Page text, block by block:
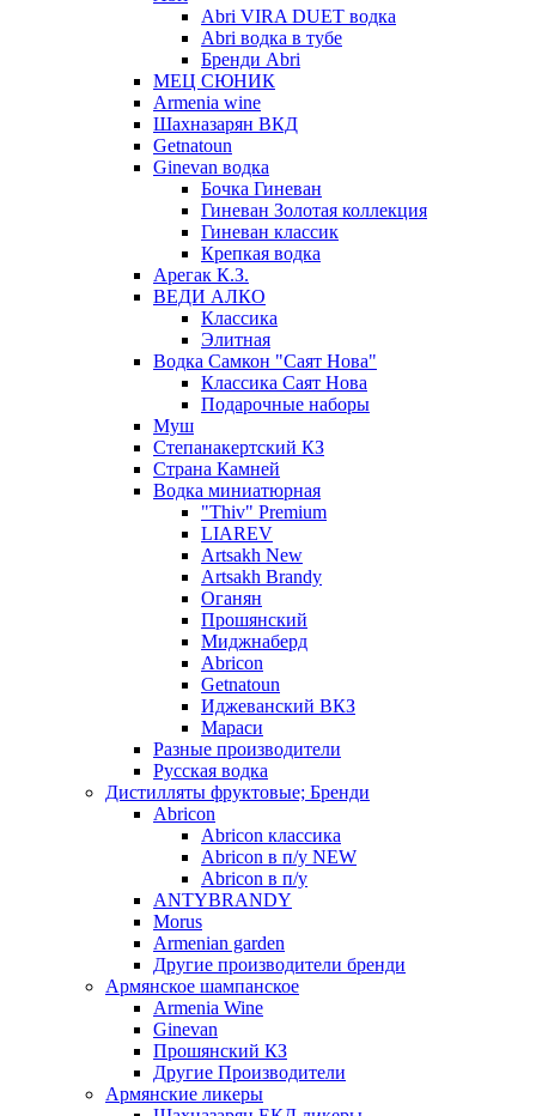
Abri VIRA DUET водка
Abri водка в тубе
Бренди Abri
МЕЦ СЮНИК
Armenia wine
Шахназарян ВКД
Getnatoun
Ginevan водка
Бочка Гиневан
Гиневан Золотая коллекция
Гиневан классик
Крепкая водка
Арегак К.З.
ВЕДИ АЛКО
Классика
Элитная
Водка Самкон "Саят Нова"
Классика Саят Нова
Подарочные наборы
Муш
Степанакертский КЗ
Страна Камней
Водка миниатюрная
"Thiv" Premium
LIAREV
Artsakh New
Artsakh Brandy
Оганян
Прошянский
Миджнаберд
Abricon
Getnatoun
Иджеванский ВКЗ
Мараси
Разные производители
Русская водка
Дистилляты фруктовые; Бренди
Abricon
Abricon классика
Abricon в п/у NEW
Abricon в п/у
ANTYBRANDY
Morus
Armenian garden
Другие производители бренди
Армянское шампанское
Armenia Wine
Ginevan
Прошянский КЗ
Другие Производители
Армянские ликеры